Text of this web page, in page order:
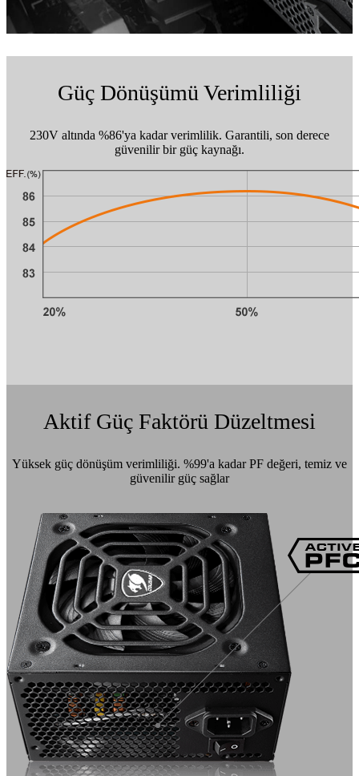
Güç Dönüşümü Verimliliği
230V altında %86'ya kadar verimlilik. Garantili, son derece
güvenilir bir güç kaynağı.
Aktif Güç Faktörü Düzeltmesi
Yüksek güç dönüşüm verimliliği. %99'a kadar PF değeri, temiz ve
güvenilir güç sağlar